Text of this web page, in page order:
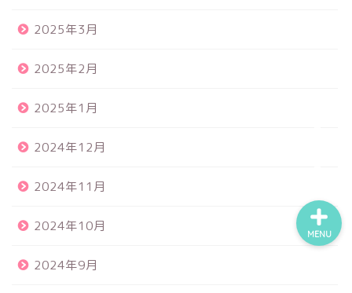
2025年3月
2025年2月
2025年1月
2024年12月
2024年11月
2024年10月
2024年9月
MENU